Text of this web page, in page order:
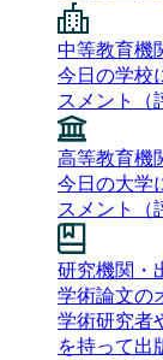
中等教育機
今日の学校
スメント（
高等教育機
今日の大学
スメント（
研究機関・
学術論文の
学術研究者
を持って出